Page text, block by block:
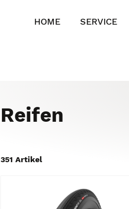
HOME SERVICE
Reifen
351 Artikel